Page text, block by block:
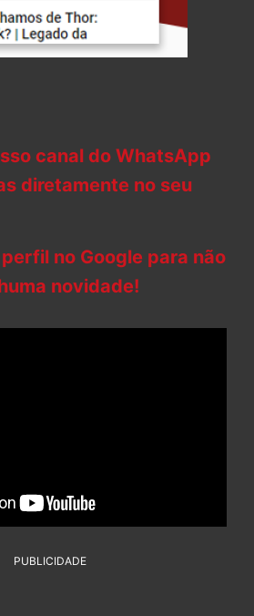
canal do WhatsApp
diretamente no seu
no Google para não
novidade!
PUBLICIDADE